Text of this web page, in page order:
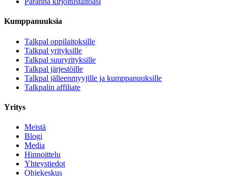
Kumppanuuksia
Talkpal oppilaitoksille
Talkpal yrityksille
Talkpal suuryrityksille
Talkpal järjestöille
Talkpal jälleenmyyjille ja kumppanuuksille
Talkpalin affiliate
Yritys
Meistä
Blogi
Media
Hinnoittelu
Yhteystiedot
Ohjekeskus